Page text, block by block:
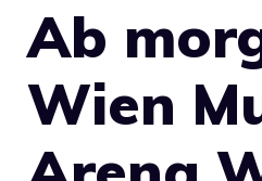
Ab
Wien